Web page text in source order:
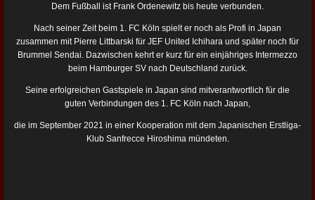
Dem Fußball ist Frank Ordenewitz bis heute verbunden.
Nach seiner Zeit beim 1. FC Köln spielt er noch als Profi in Japan
zusammen mit Pierre Littbarski für JEF United Ichihara und später noch für
Brummel Sendai. Dazwischen kehrt er kurz für ein einjähriges Intermezzo
beim Hamburger SV nach Deutschland zurück.
Seine erfolgreichen Gastspiele in Japan sind mitverantwortlich für die
guten Verbindungen des 1. FC Köln nach Japan,
die im September 2021 in einer Kooperation mit dem Japanischen Erstliga-
Klub Sanfrecce Hiroshima mündeten.